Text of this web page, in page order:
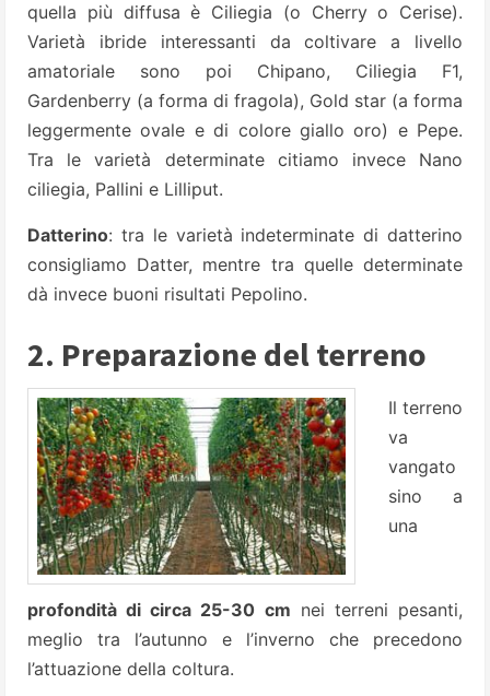
quella più diffusa è Ciliegia (o Cherry o Cerise).
Varietà ibride interessanti da coltivare a livello
amatoriale sono poi Chipano, Ciliegia F1,
Gardenberry (a forma di fragola), Gold star (a forma
leggermente ovale e di colore giallo oro) e Pepe.
Tra le varietà determinate citiamo invece Nano
ciliegia, Pallini e Lilliput.
Datterino: tra le varietà indeterminate di datterino
consigliamo Datter, mentre tra quelle determinate
dà invece buoni risultati Pepolino.
2. Preparazione del terreno
Il terreno
va
vangato
sino a
una
profondità di circa 25-30 cm nei terreni pesanti,
meglio tra l’autunno e l’inverno che precedono
l’attuazione della coltura.